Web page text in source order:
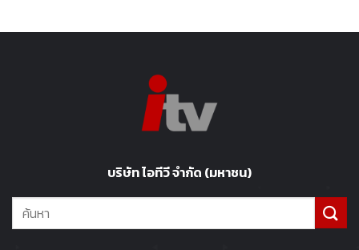
บริษัท ไอทีวี จำกัด (มหาชน)